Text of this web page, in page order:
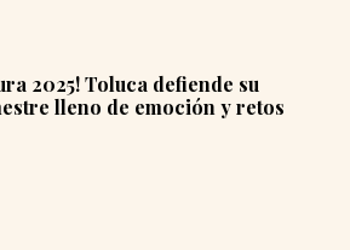
2025! Toluca defiende su
lleno de emoción y retos